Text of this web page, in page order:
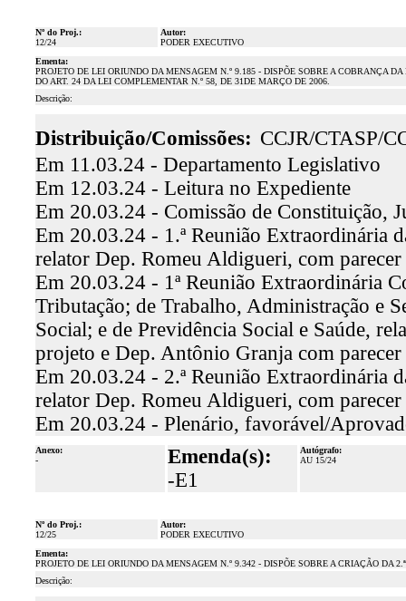
Nº do Proj.:
12/24
Autor:
PODER EXECUTIVO
Ementa:
PROJETO DE LEI ORIUNDO DA MENSAGEM N.º 9.185 - DISPÕE SOBRE A COBRANÇA
DO ART. 24 DA LEI COMPLEMENTAR N.º 58, DE 31DE MARÇO DE 2006.
Descrição:
Distribuição/Comissões: CCJR/CTASP/
Em 11.03.24 - Departamento Legislativo
Em 12.03.24 - Leitura no Expediente
Em 20.03.24 - Comissão de Constituição,
Em 20.03.24 - 1.ª Reunião Extraordinária
relator Dep. Romeu Aldigueri, com
Em 20.03.24 - 1ª Reunião Extraordinária
Tributação; de Trabalho, Administração e
Social; e de Previdência Social e Saúde,
projeto e Dep. Antônio Granja com
Em 20.03.24 - 2.ª Reunião Extraordinária
relator Dep. Romeu Aldigueri, com
Em 20.03.24 - Plenário, favorável/
Anexo:
-
Emenda(s):
-E1
Autógrafo:
AU 15/24
Nº do Proj.:
12/25
Autor:
PODER EXECUTIVO
Ementa:
PROJETO DE LEI ORIUNDO DA MENSAGEM N.º 9.342 - DISPÕE SOBRE A CRIAÇÃO DA
Descrição: